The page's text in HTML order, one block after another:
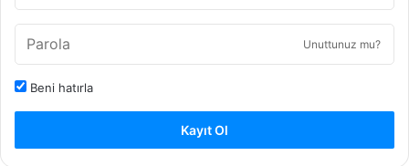
Unuttunuz mu?
Beni hatırla
Kayıt Ol